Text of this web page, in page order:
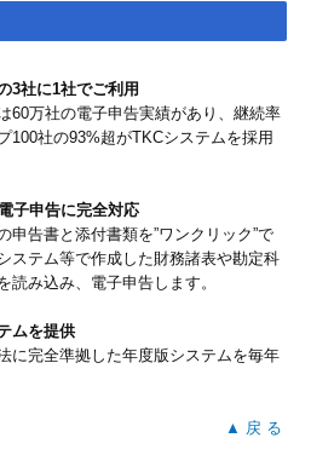
3社に1社でご利用
60万社の電子申告実績があり、継続率
100社の93%超がTKCシステムを採用
子申告に完全対応
申告書と添付書類を”ワンクリック”で
ステム等で作成した財務諸表や勘定科
読み込み、電子申告します。
ムを提供
に完全準拠した年度版システムを毎年
▲ 戻 る